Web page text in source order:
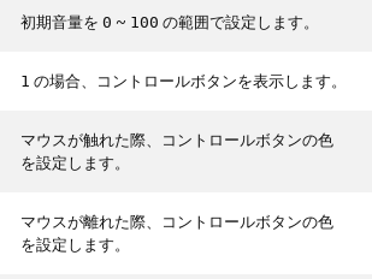
初期音量を0 ~ 100 の範囲で設定します。
1 の場合、コントロールボタンを表示します。
マウスが触れた際、コントロールボタンの色
を設定します。
マウスが離れた際、コントロールボタンの色
を設定します。